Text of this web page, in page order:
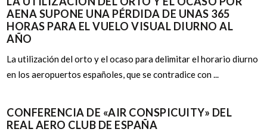
AENA SUPONE UNA PÉRDIDA DE UNAS 365
HORAS PARA EL VUELO VISUAL DIURNO AL
AÑO
La utilización del orto y el ocaso para delimitar el horario diurno
en los aeropuertos españoles, que se contradice con ...
CONFERENCIA DE «AIR CONSPICUITY» DEL
REAL AERO CLUB DE ESPAÑA